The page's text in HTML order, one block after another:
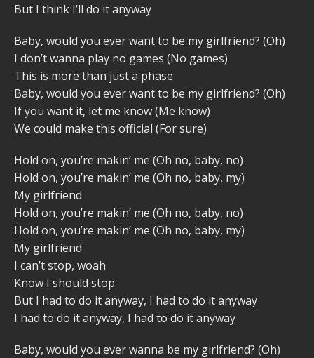
But I think I’ll do it anyway
Baby, would you ever want to be my girlfriend? (Oh)
I don’t wanna play no games (No games)
This is more than just a phase
Baby, would you ever want to be my girlfriend? (Oh)
If you want it, let me know (Me know)
We could make this official (For sure)
Hold on, you’re makin’ me (Oh no, baby, no)
Hold on, you’re makin’ me (Oh no, baby, my)
My girlfriend
Hold on, you’re makin’ me (Oh no, baby, no)
Hold on, you’re makin’ me (Oh no, baby, my)
My girlfriend
I can’t stop, woah
Know I should stop
But I had to do it anyway, I had to do it anyway
I had to do it anyway, I had to do it anyway
Baby, would you ever wanna be my girlfriend? (Oh)